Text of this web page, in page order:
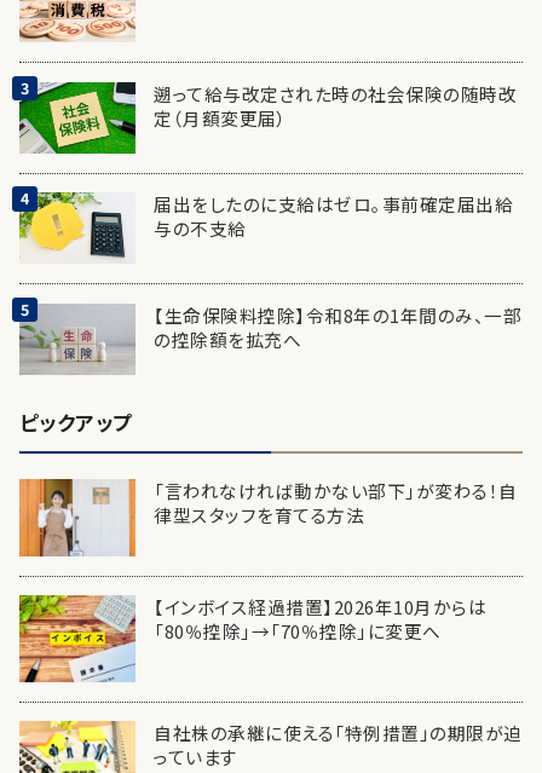
遡って給与改定された時の社会保険の随時改
定（月額変更届）
届出をしたのに支給はゼロ。事前確定届出給
与の不支給
【生命保険料控除】令和8年の1年間のみ、一部
の控除額を拡充へ
ピックアップ
「言われなければ動かない部下」が変わる！自
律型スタッフを育てる方法
【インボイス経過措置】2026年10月からは
「80％控除」→「70％控除」に変更へ
自社株の承継に使える「特例措置」の期限が迫
っています